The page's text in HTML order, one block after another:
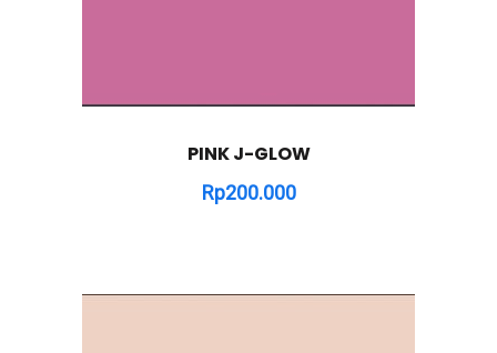
PINK J-GLOW
Rp200.000